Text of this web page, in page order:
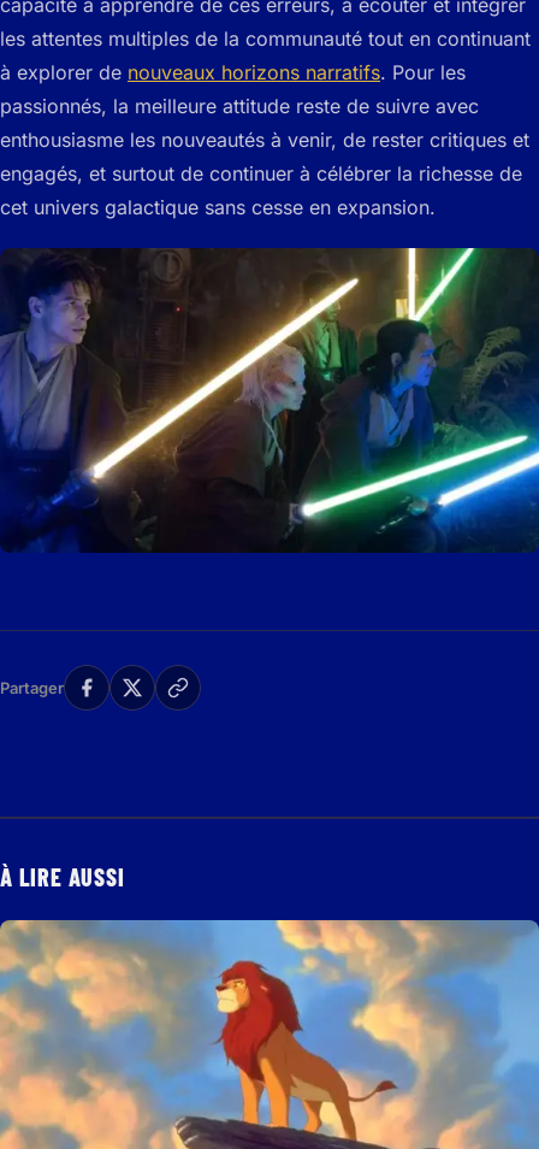
capacité à apprendre de ces erreurs, à écouter et intégrer
les attentes multiples de la communauté tout en continuant
à explorer de nouveaux horizons narratifs. Pour les
passionnés, la meilleure attitude reste de suivre avec
enthousiasme les nouveautés à venir, de rester critiques et
engagés, et surtout de continuer à célébrer la richesse de
cet univers galactique sans cesse en expansion.
Partager
À LIRE AUSSI